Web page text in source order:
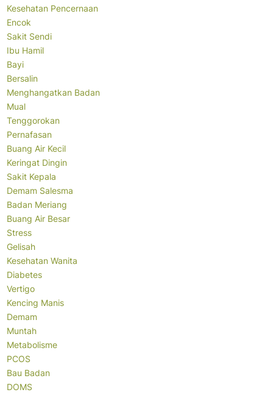
Kesehatan Pencernaan
Encok
Sakit Sendi
Ibu Hamil
Bayi
Bersalin
Menghangatkan Badan
Mual
Tenggorokan
Pernafasan
Buang Air Kecil
Keringat Dingin
Sakit Kepala
Demam Salesma
Badan Meriang
Buang Air Besar
Stress
Gelisah
Kesehatan Wanita
Diabetes
Vertigo
Kencing Manis
Demam
Muntah
Metabolisme
PCOS
Bau Badan
DOMS